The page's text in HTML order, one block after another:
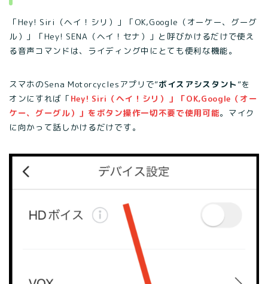
「Hey! Siri（ヘイ！シリ）」「OK,Google（オーケー、グーグ
ル）」「Hey! SENA（ヘイ！セナ）」と呼びかけるだけで使え
る音声コマンドは、ライディング中にとても便利な機能。
スマホのSena Motorcyclesアプリで”ボイスアシスタント”を
オンにすれば「Hey! Siri（ヘイ！シリ）」「OK,Google（オー
ケー、グーグル）」をボタン操作一切不要で使用可能。マイク
に向かって話しかけるだけです。